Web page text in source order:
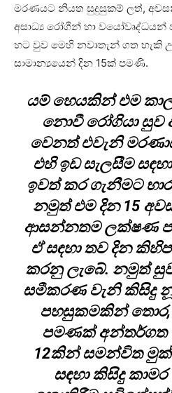
මරණයට නියත සුදුසුකම් ලත්,
අසාධ්‍ය රෝගීන් හා
හට වුව මෙහි නවාතැන් ගත හැකි
සාමාන්‍යයෙන් දින 15ක් පමණි.
යම් හෙයකින් එම
නොවී රෝගියා සුව
වෙනත් එවැනි
එහි ඉඩ සැලසීම
ඉවත් කර ගැනීමට
නමුත් එම දින 15
ආසන්නතම ලක්ෂණ
ඒ සඳහා තව දින
කරනු ලැබේ. නමුත්
සමීකරණ වැනි කිසිදු
පහසුකමකින්
පමණක් අන්තර්ගත
12කින් සමන්විත
සඳහා කිසිදු